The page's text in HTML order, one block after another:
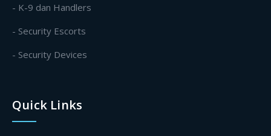
- K-9 dan Handlers
- Security Escorts
- Security Devices
Quick Links